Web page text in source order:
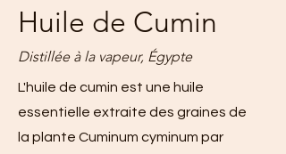
Huile de Cumin
Distillée à la vapeur, Égypte
L'huile de cumin est une huile
essentielle extraite des graines de
la plante Cuminum cyminum par